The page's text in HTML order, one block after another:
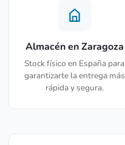
Almacén en Zaragoza
Stock físico en España para
garantizarte la entrega más
rápida y segura.